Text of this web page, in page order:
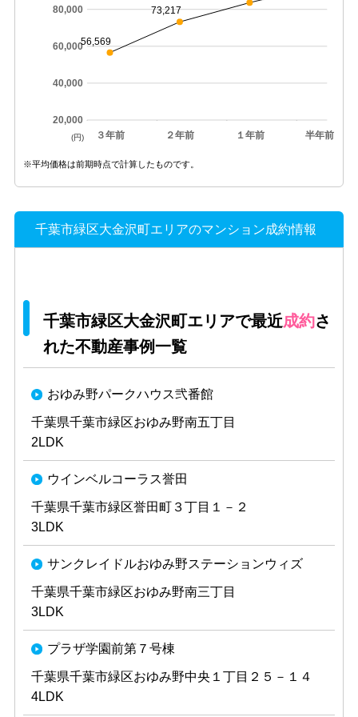
３年前 ２年前 １年前 半年前
20,000
40,000
60,000
80,000
56,569
73,217
(円)
※平均価格は前期時点で計算したものです。
千葉市緑区大金沢町エリアのマンション成約情報
千葉市緑区大金沢町エリアで最近成約さ
れた不動産事例一覧
おゆみ野パークハウス弐番館
千葉県千葉市緑区おゆみ野南五丁目
2LDK
ウインベルコーラス誉田
千葉県千葉市緑区誉田町３丁目１－２
3LDK
サンクレイドルおゆみ野ステーションウィズ
千葉県千葉市緑区おゆみ野南三丁目
3LDK
プラザ学園前第７号棟
千葉県千葉市緑区おゆみ野中央１丁目２５－１４
4LDK